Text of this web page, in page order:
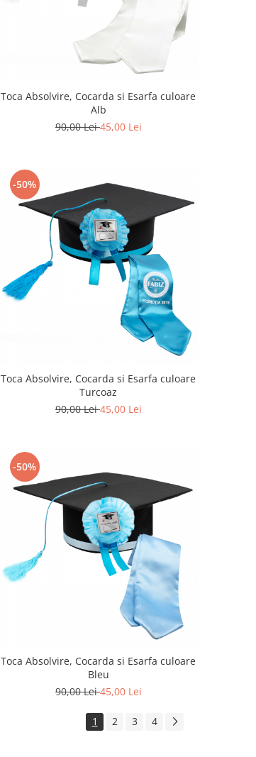
Toca Absolvire, Cocarda si Esarfa culoare
Alb
90,00 Lei45,00 Lei
-50%
Toca Absolvire, Cocarda si Esarfa culoare
Turcoaz
90,00 Lei45,00 Lei
-50%
Toca Absolvire, Cocarda si Esarfa culoare
Bleu
90,00 Lei45,00 Lei
1 2 3 4